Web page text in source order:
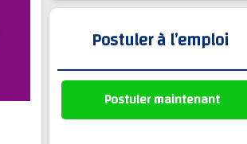
Postuler à l’emploi
Postuler maintenant